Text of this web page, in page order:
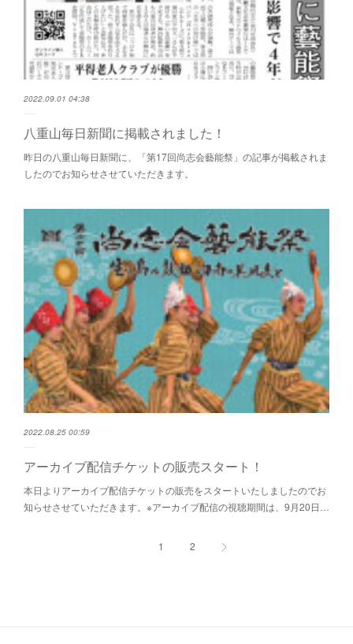
2022.09.01 04:38
八重山毎日新聞に掲載されました！
昨日の八重山毎日新聞に、「第17回尚志会藝能祭」の記事が掲載されま
したのでお知らせさせていただきます。
2022.08.25 00:59
アーカイブ配信チケットの販売スタート！
本日よりアーカイブ配信チケットの販売をスタートいたしましたのでお
知らせさせていただきます。※アーカイブ配信の視聴期間は、9月20日…
1 2